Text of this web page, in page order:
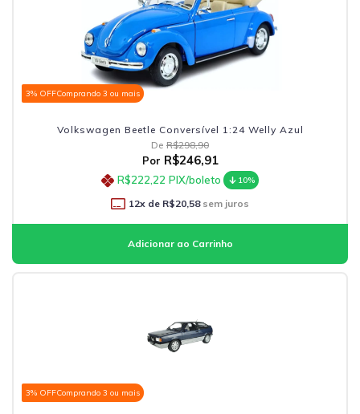
3% OFFComprando 3 ou mais
Volkswagen Beetle Conversível 1:24 Welly Azul
De R$298,90
Por R$246,91
R$222,22 PIX/boleto 10%
12x de R$20,58sem juros
3% OFFComprando 3 ou mais